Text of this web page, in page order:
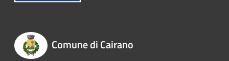
Comune di Cairano